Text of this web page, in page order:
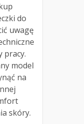
do
uwagę
pracy.
model
na
skóry.